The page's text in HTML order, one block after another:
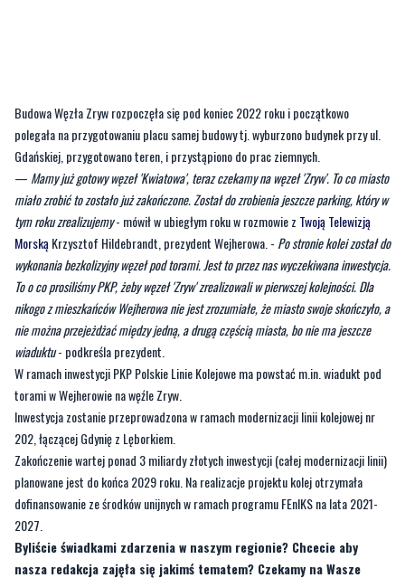
—Mamy już gotowy węzeł 'Kwiatowa', teraz czekamy na węzeł 'Zryw'. To co miasto
miało zrobić to zostało już zakończone. Został do zrobienia jeszcze parking, który w
tym roku zrealizujemy- mówił w ubiegłym roku w rozmowie zTwoją Telewizją
MorskąKrzysztof Hildebrandt, prezydent Wejherowa. -Po stronie kolei został do
wykonania bezkolizyjny węzeł pod torami. Jest to przez nas wyczekiwana inwestycja.
To o co prosiliśmy PKP, żeby węzeł 'Zryw' zrealizowali w pierwszej kolejności. Dla
nikogo z mieszkańców Wejherowa nie jest zrozumiałe, że miasto swoje skończyło, a
nie można przejeżdżać między jedną, a drugą częścią miasta, bo nie ma jeszcze
wiaduktu- podkreśla prezydent.
W ramach inwestycji PKP Polskie Linie Kolejowe ma powstać m.in. wiadukt pod
torami w Wejherowie na węźle Zryw.
Inwestycja zostanie przeprowadzona w ramach modernizacji linii kolejowej nr
202, łączącej Gdynię z Lęborkiem.
Zakończenie wartej ponad 3 miliardy złotych inwestycji (całej modernizacji linii)
planowane jest do końca 2029 roku. Na realizacje projektu kolej otrzymała
dofinansowanie ze środków unijnych w ramach programu FEnIKS na lata 2021-
2027.
Byliście świadkami zdarzenia w naszym regionie? Chcecie aby
nasza redakcja zajęła się jakimś tematem? Czekamy na Wasze
sygnały i informacje. Można kontaktować się z naszą redakcją za
pośrednictwemstrony facebookoweji mailowo:
redakcja@nadmorski24.pl. Dyżurujemy także pod numerem